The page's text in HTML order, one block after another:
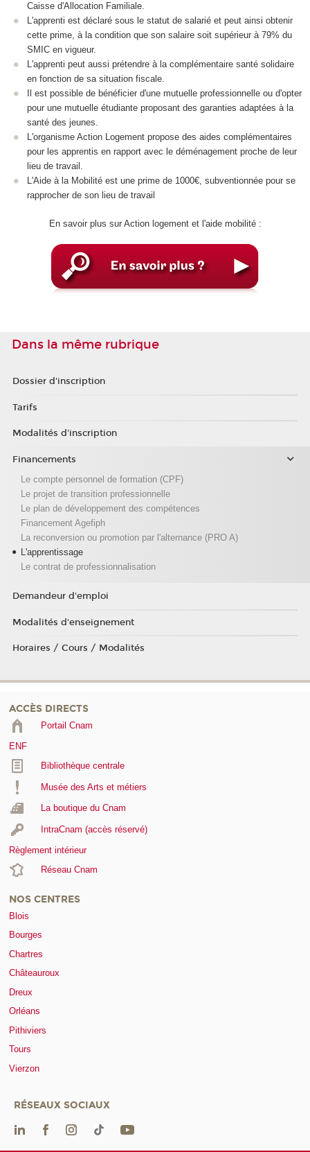
Caisse d'Allocation Familiale.
L'apprenti est déclaré sous le statut de salarié et peut ainsi obtenir
cette prime, à la condition que son salaire soit supérieur à 79% du
SMIC en vigueur.
L'apprenti peut aussi prétendre à la complémentaire santé solidaire
en fonction de sa situation fiscale.
Il est possible de bénéficier d'une mutuelle professionnelle ou d'opter
pour une mutuelle étudiante proposant des garanties adaptées à la
santé des jeunes.
L'organisme Action Logement propose des aides complémentaires
pour les apprentis en rapport avec le déménagement proche de leur
lieu de travail.
L'Aide à la Mobilité est une prime de 1000€, subventionnée pour se
rapprocher de son lieu de travail
En savoir plus sur Action logement et l'aide mobilité :
Dans la même rubrique
Dossier d'inscription
Tarifs
Modalités d'inscription
Financements
Le compte personnel de formation (CPF)
Le projet de transition professionnelle
Le plan de développement des compétences
Financement Agefiph
La reconversion ou promotion par l'alternance (PRO A)
L'apprentissage
Le contrat de professionnalisation
Demandeur d'emploi
Modalités d'enseignement
Horaires / Cours / Modalités
ACCÈS DIRECTS
Portail Cnam
ENF
Bibliothèque centrale
Musée des Arts et métiers
La boutique du Cnam
IntraCnam (accès réservé)
Règlement intérieur
Réseau Cnam
NOS CENTRES
Blois
Bourges
Chartres
Châteauroux
Dreux
Orléans
Pithiviers
Tours
Vierzon
RÉSEAUX SOCIAUX